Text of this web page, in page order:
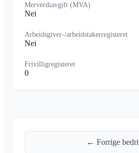
Merverdiavgift (MVA)
Nei
Arbeidsgiver-/arbeidstakerregisteret
Nei
Frivilligregisteret
0
← Forrige